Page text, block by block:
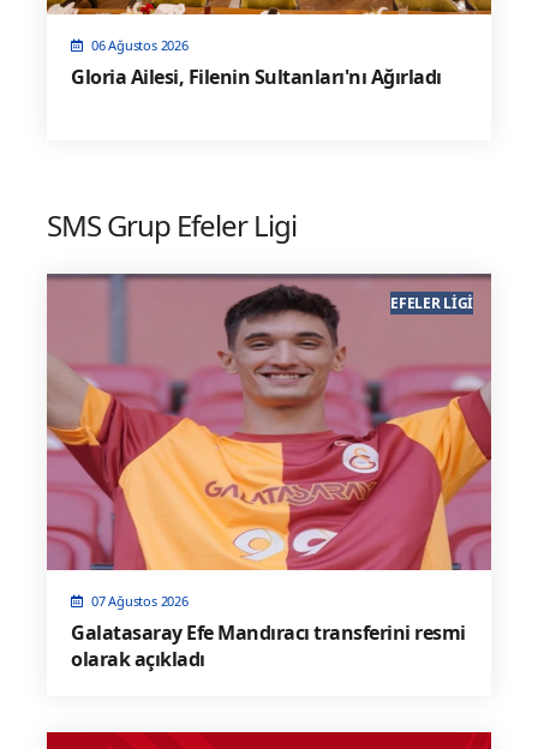
06 Ağustos 2026
Gloria Ailesi, Filenin Sultanları'nı Ağırladı
SMS Grup Efeler Ligi
07 Ağustos 2026
Galatasaray Efe Mandıracı transferini resmi
olarak açıkladı
EFELER LIGI